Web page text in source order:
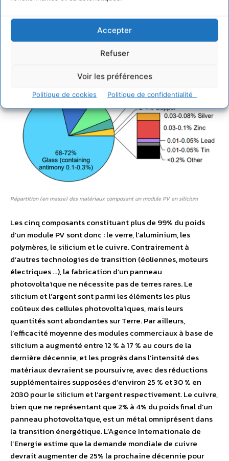
Accepter
Refuser
Voir les préférences
Politique de cookies Politique de confidentialité
Une production industrielle soutenue nécessite le recours
à des quantités importantes de matières premières. Les
standard sont listés dans le graphique ci-dessous :
Répartition (en masse) des matériaux composant un module PV en silicium
Les cinq composants constituant plus de 99% du poids
d’un module PV sont donc : le verre, l’aluminium, les
polymères, le silicium et le cuivre. Contrairement à
d’autres technologies de transition (éoliennes, moteurs
électriques …), la fabrication d’un panneau
photovoltaïque ne nécessite pas de terres rares. Le
silicium et l’argent sont parmi les éléments les plus
coûteux des cellules photovoltaïques, mais leurs
quantités sont abondantes sur Terre. Par ailleurs,
l’efficacité moyenne des modules commerciaux à base de
silicium a augmenté entre 12 % à 17 % au cours de la
dernière décennie, et les progrès dans l’intensité des
matériaux devraient se poursuivre, avec des réductions
supplémentaires supposées d’environ 25 % et 30 % en
2030 pour le silicium et l’argent respectivement. Le cuivre,
bien que ne représentant que 2% à 4% du poids final d’un
panneau photovoltaïque, est un métal omniprésent dans
la transition énergétique. L’Agence Internationale de
l’Energie estime que la demande mondiale de cuivre
devrait augmenter de 25% la prochaine décennie pour